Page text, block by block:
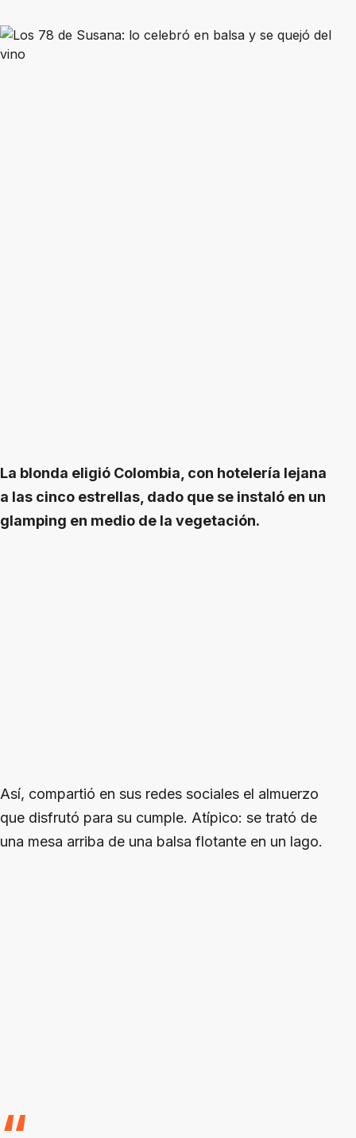
La blonda eligió Colombia, con hotelería lejana
a las cinco estrellas, dado que se instaló en un
glamping en medio de la vegetación.
Así, compartió en sus redes sociales el almuerzo
que disfrutó para su cumple. Atípico: se trató de
una mesa arriba de una balsa flotante en un lago.